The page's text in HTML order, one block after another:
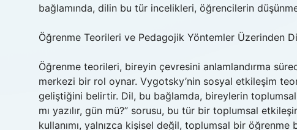
bağlamında, dilin bu tür incelikleri, öğrencilerin
Öğrenme Teorileri ve Pedagojik Yöntemler Üzerinden
Öğrenme teorileri, bireyin çevresini anlamlandırma
merkezi bir rol oynar. Vygotsky’nin sosyal etkileşim
geliştiğini belirtir. Dil, bu bağlamda, bireylerin toplumsal
mı yazılır, gün mü?” sorusu, bu tür bir toplumsal
kullanımı, yalnızca kişisel değil, toplumsal bir öğrenme